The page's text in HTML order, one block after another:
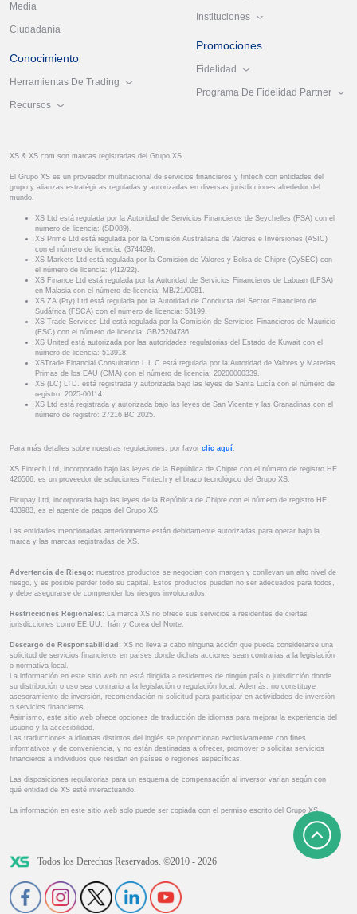
Media
Ciudadanía
Conocimiento
Herramientas De Trading
Recursos
Instituciones
Promociones
Fidelidad
Programa De Fidelidad Partner
XS & XS.com son marcas registradas del Grupo XS.
El Grupo XS es un proveedor multinacional de servicios financieros y fintech con entidades del
grupo y alianzas estratégicas reguladas y autorizadas en diversas jurisdicciones alrededor del
mundo.
XS Ltd está regulada por la Autoridad de Servicios Financieros de Seychelles (FSA) con el
número de licencia: (SD089).
XS Prime Ltd está regulada por la Comisión Australiana de Valores e Inversiones (ASIC)
con el número de licencia: (374409).
XS Markets Ltd está regulada por la Comisión de Valores y Bolsa de Chipre (CySEC) con
el número de licencia: (412/22).
XS Finance Ltd está regulada por la Autoridad de Servicios Financieros de Labuan (LFSA)
en Malasia con el número de licencia: MB/21/0081.
XS ZA (Pty) Ltd está regulada por la Autoridad de Conducta del Sector Financiero de
Sudáfrica (FSCA) con el número de licencia: 53199.
XS Trade Services Ltd está regulada por la Comisión de Servicios Financieros de Mauricio
(FSC) con el número de licencia: GB25204786.
XS United está autorizada por las autoridades regulatorias del Estado de Kuwait con el
número de licencia: 513918.
XSTrade Financial Consultation L.L.C está regulada por la Autoridad de Valores y Materias
Primas de los EAU (CMA) con el número de licencia: 20200000339.
XS (LC) LTD. está registrada y autorizada bajo las leyes de Santa Lucía con el número de
registro: 2025-00114.
XS Ltd está registrada y autorizada bajo las leyes de San Vicente y las Granadinas con el
número de registro: 27216 BC 2025.
Para más detalles sobre nuestras regulaciones, por favor clic aquí .
XS Fintech Ltd, incorporado bajo las leyes de la República de Chipre con el número de registro HE
426566, es un proveedor de soluciones Fintech y el brazo tecnológico del Grupo XS.
Ficupay Ltd, incorporada bajo las leyes de la República de Chipre con el número de registro HE
433983, es el agente de pagos del Grupo XS.
Las entidades mencionadas anteriormente están debidamente autorizadas para operar bajo la
marca y las marcas registradas de XS.
Advertencia de Riesgo: nuestros productos se negocian con margen y conllevan un alto nivel de
riesgo, y es posible perder todo su capital. Estos productos pueden no ser adecuados para todos,
y debe asegurarse de comprender los riesgos involucrados.
Restricciones Regionales: La marca XS no ofrece sus servicios a residentes de ciertas
jurisdicciones como EE.UU., Irán y Corea del Norte.
Descargo de Responsabilidad: XS no lleva a cabo ninguna acción que pueda considerarse una
solicitud de servicios financieros en países donde dichas acciones sean contrarias a la legislación
o normativa local.
La información en este sitio web no está dirigida a residentes de ningún país o jurisdicción donde
su distribución o uso sea contrario a la legislación o regulación local. Además, no constituye
asesoramiento de inversión, recomendación ni solicitud para participar en actividades de inversión
o servicios financieros.
Asimismo, este sitio web ofrece opciones de traducción de idiomas para mejorar la experiencia del
usuario y la accesibilidad.
Las traducciones a idiomas distintos del inglés se proporcionan exclusivamente con fines
informativos y de conveniencia, y no están destinadas a ofrecer, promover o solicitar servicios
financieros a individuos que residan en países o regiones específicas.
Las disposiciones regulatorias para un esquema de compensación al inversor varían según con
qué entidad de XS esté interactuando.
La información en este sitio web solo puede ser copiada con el permiso escrito del Grupo XS.
Todos los Derechos Reservados. ©2010 - 2026